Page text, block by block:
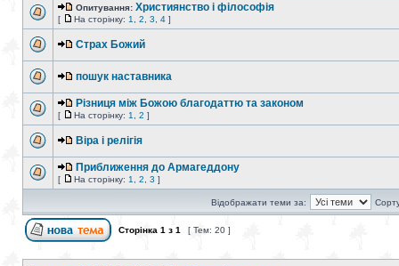
Опитування: Християнство і філософія
[ На сторінку: 1 2 3 4 ]
Страх Божий
пошук наставника
Різниця між Божою благодаттю та законом
[ На сторінку: 1 2 ]
Віра і релігія
Приближення до Армагеддону
[ На сторінку: 1 2 3 ]
Відображати теми за:
Сторінка 1 з 1 [ Тем: 20 ]